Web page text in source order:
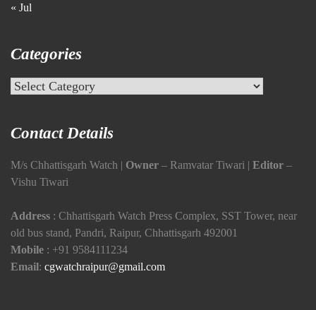
« Jul
Categories
Categories
Contact Details
M/s Chhattisgarh Watch | Owner – Ramvatar Tiwari | Editor –
Vishu Tiwari
Address : Chhattisgarh Watch Press Complex, SST Tower, near
old bus stand, Pandri, Raipur, Chhattisgarh 492001
Mobile : +91 9584111234
Email: cgwatchraipur@gmail.com